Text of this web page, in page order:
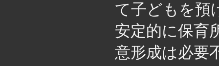
て子どもを預
安定的に保育
意形成は必要